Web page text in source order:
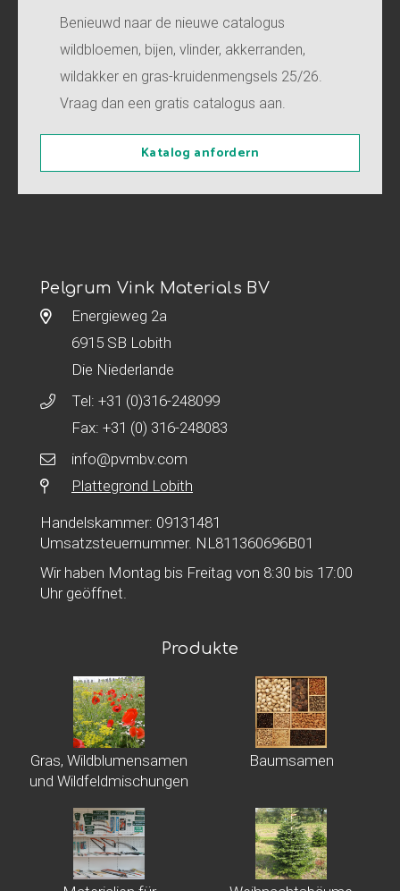
Benieuwd naar de nieuwe catalogus
wildbloemen, bijen, vlinder, akkerranden,
wildakker en gras-kruidenmengsels 25/26.
Vraag dan een gratis catalogus aan.
Katalog anfordern
Pelgrum Vink Materials BV
Energieweg 2a
6915 SB Lobith
Die Niederlande
Tel: +31 (0)316-248099
Fax: +31 (0) 316-248083
info@pvmbv.com
Plattegrond Lobith
Handelskammer: 09131481
Umsatzsteuernummer. NL811360696B01
Wir haben Montag bis Freitag von 8:30 bis 17:00
Uhr geöffnet.
Produkte
Gras, Wildblumensamen
und Wildfeldmischungen
Baumsamen